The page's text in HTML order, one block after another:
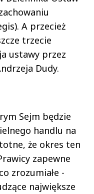
A przecież
trzecie
ustawy przez
Dudy.
Sejm będzie
handlu na
że okres ten
zapewne
zrozumiałe -
największe